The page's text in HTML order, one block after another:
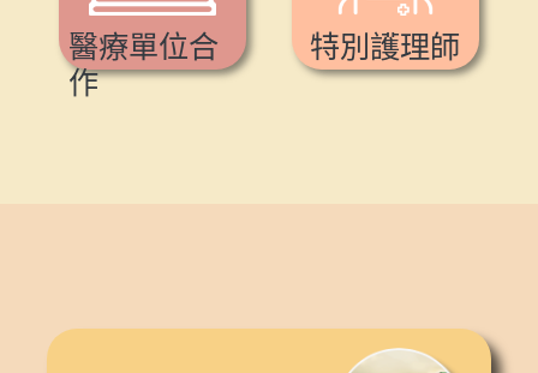
醫療單位合
作
特別護理師